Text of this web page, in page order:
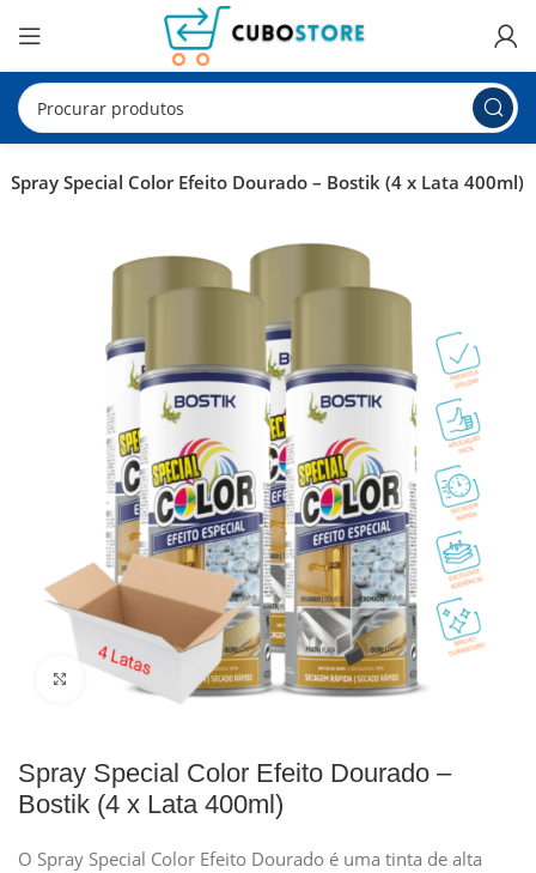
Spray Special Color Efeito Dourado – Bostik (4 x Lata 400ml)
Clique para ampliar
Spray Special Color Efeito Dourado –
Bostik (4 x Lata 400ml)
O Spray Special Color Efeito Dourado é uma tinta de alta